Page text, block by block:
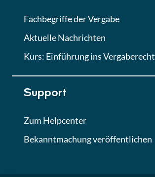
Fachbegriffe der Vergabe
Aktuelle Nachrichten
Kurs: Einführung ins Vergaberecht
Support
Zum Helpcenter
Bekanntmachung veröffentlichen